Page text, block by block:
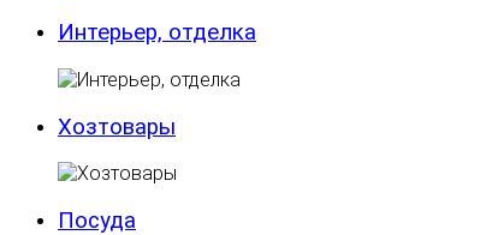
Интерьер, отделка
Хозтовары
Посуда